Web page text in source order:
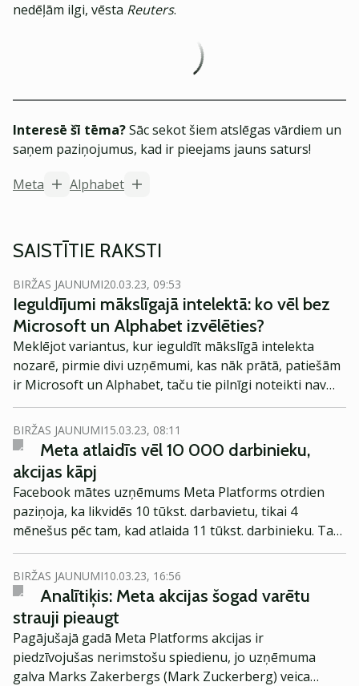
nedēļām ilgi, vēsta Reuters.
Interesē šī tēma?Sāc sekot šiem atslēgas vārdiem un
saņem paziņojumus, kad ir pieejams jauns saturs!
Meta
Alphabet
SAISTĪTIE RAKSTI
BIRŽAS JAUNUMI20.03.23, 09:53
Ieguldījumi mākslīgajā intelektā: ko vēl bez
Microsoft un Alphabet izvēlēties?
Meklējot variantus, kur ieguldīt mākslīgā intelekta
nozarē, pirmie divi uzņēmumi, kas nāk prātā, patiešām
ir Microsoft un Alphabet, taču tie pilnīgi noteikti nav
vienīgie. Mākslīgais intelekts ir aktuālā joma, taču
investoriem vienlaikus jābūt arī piesardzīgiem, lai
izvairītos no ieguldīšanas uzņēmumos, kas tikai
izmanto situāciju, nevis ir orientēti uz ilgtermiņa
biznesu, brīdina Verslo Žinios.
BIRŽAS JAUNUMI15.03.23, 08:11
Meta atlaidīs vēl 10 000 darbinieku,
akcijas kāpj
Facebook mātes uzņēmums Meta Platforms otrdien
paziņoja, ka likvidēs 10 tūkst. darbavietu, tikai 4
mēnešus pēc tam, kad atlaida 11 tūkst. darbinieku. Tas
ir pirmais Big Tech uzņēmums, kas paziņoja par otro
masveida atlaišanas kārtu, vēsta Reuters.
BIRŽAS JAUNUMI10.03.23, 16:56
Analītiķis: Meta akcijas šogad varētu
strauji pieaugt
Pagājušajā gadā Meta Platforms akcijas ir
piedzīvojušas nerimstošu spiedienu, jo uzņēmuma
galva Marks Zakerbergs (Mark Zuckerberg) veica